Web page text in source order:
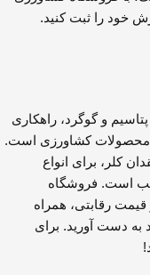
خود را ثبت کنید.
و گوگرد، راهکاری
محصولات کشاورزی است.
کلر، برای انواع
است. فروشگاه
رقابتی، همراه
به دست آورید. برای